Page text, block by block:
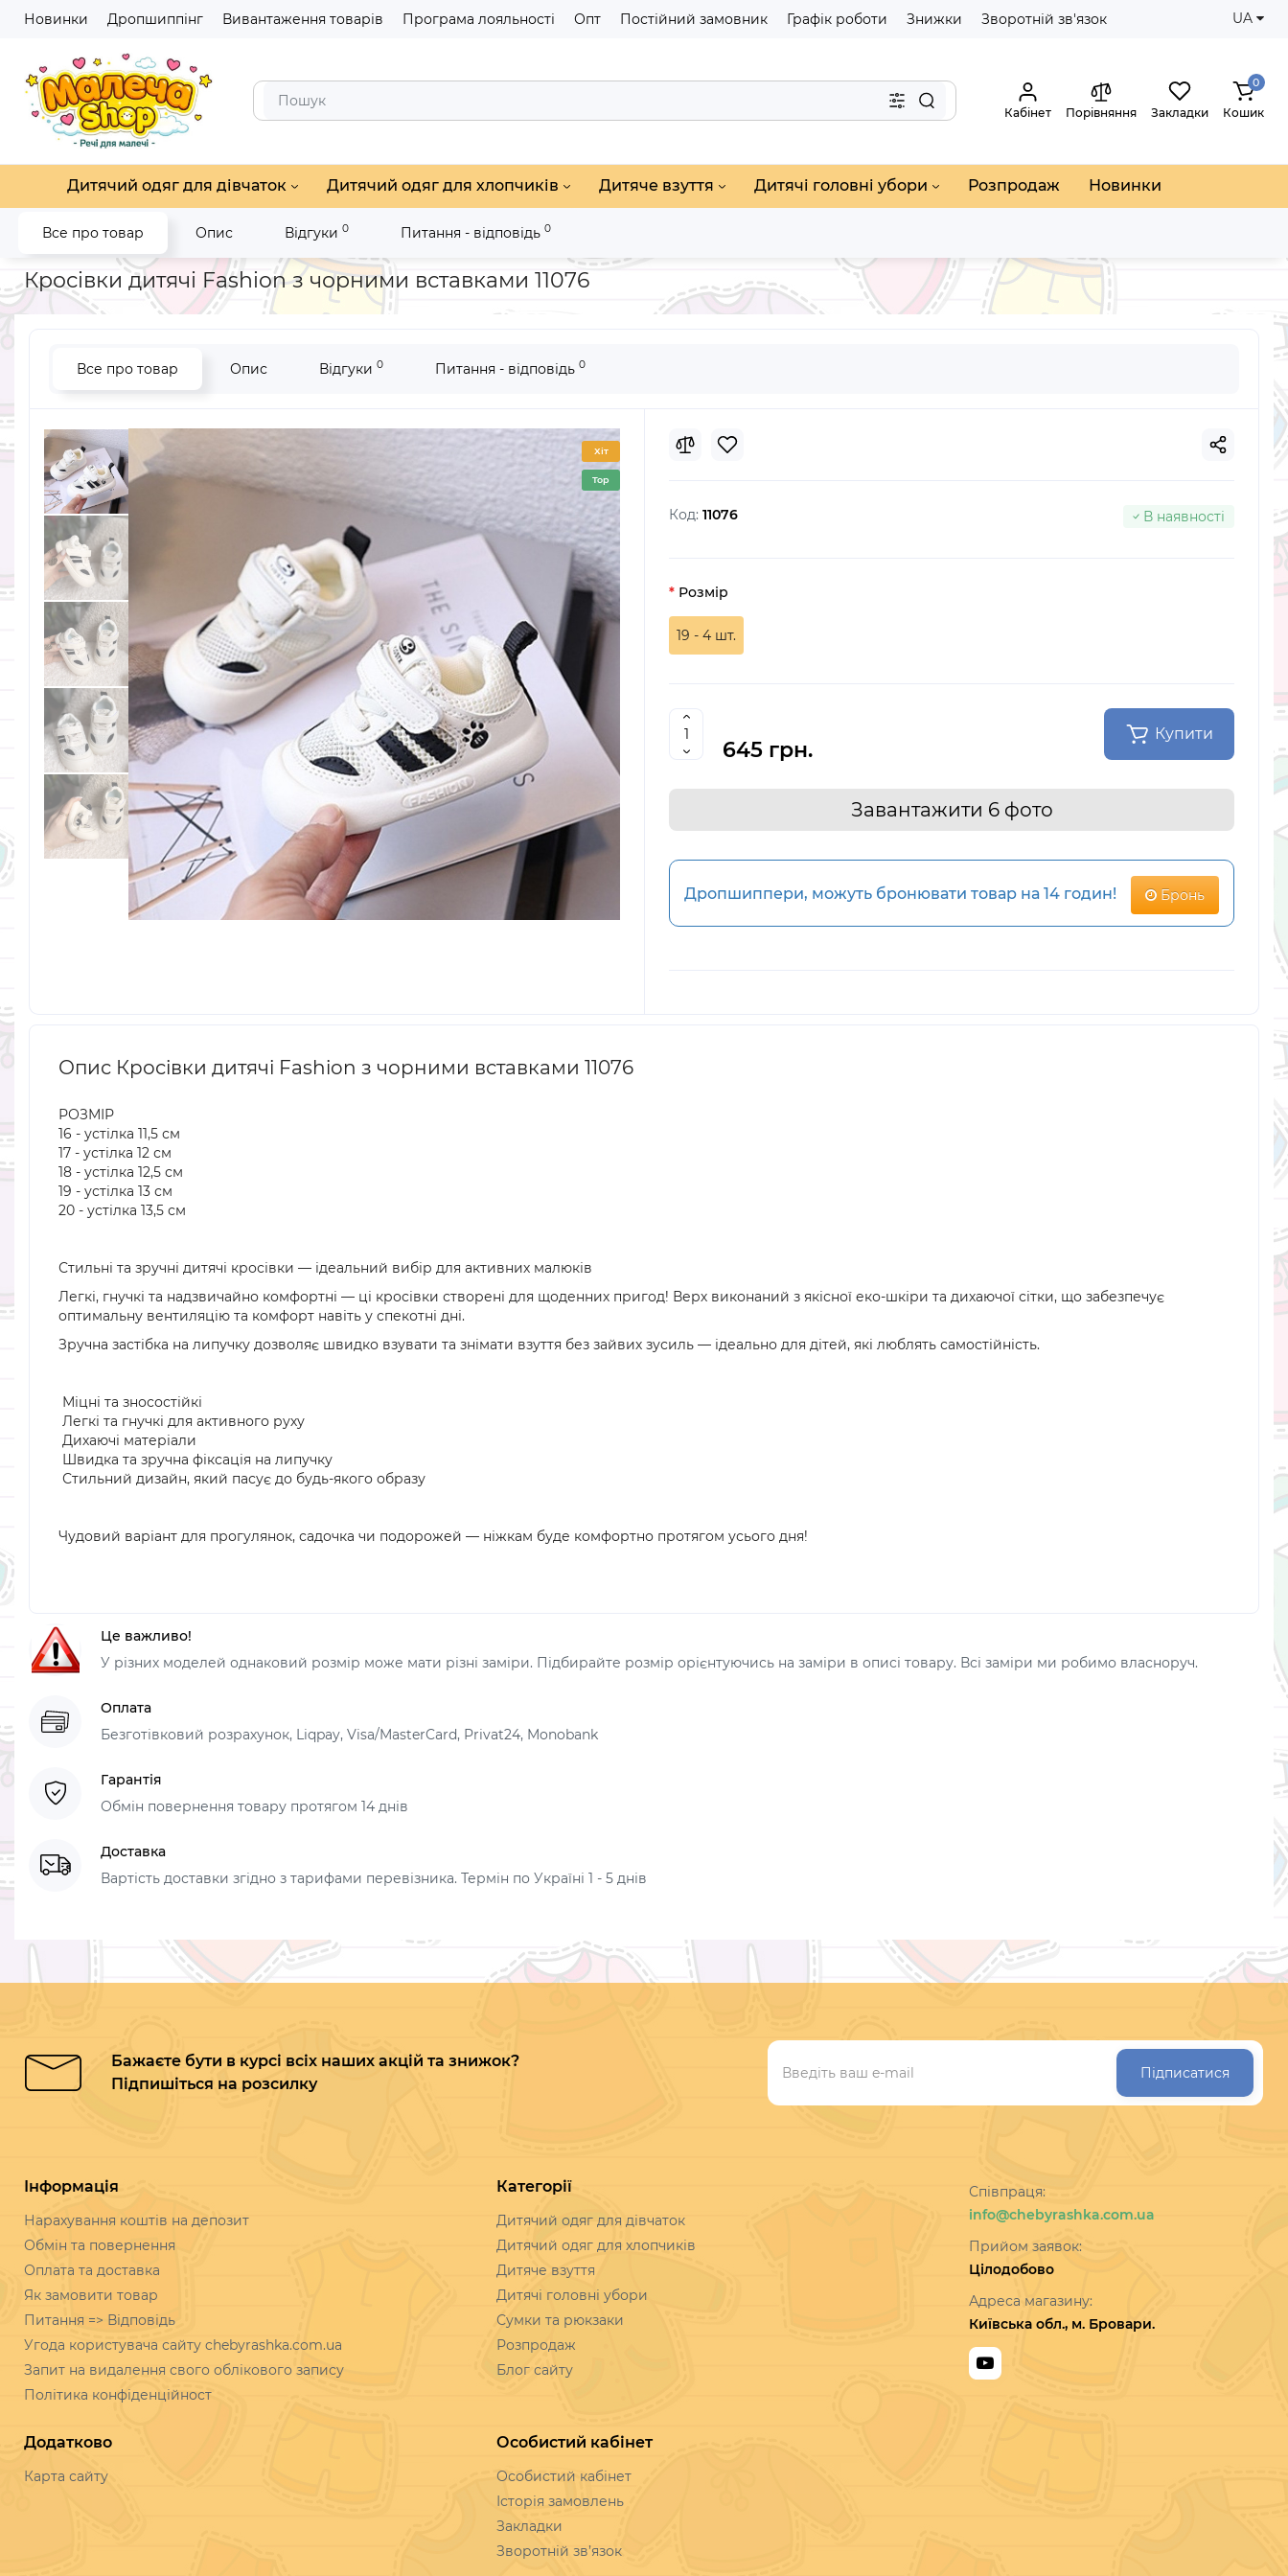
Новинки Дропшиппінг Вивантаження товарів Програма лояльності Опт Постійний замовник Графік роботи Знижки Зворотній зв'язок UA
Кабінет Порівняння Закладки
0
Кошик
Дитячий одяг для дівчаток Дитячий одяг для хлопчиків Дитяче взуття Дитячі головні убори Розпродаж Новинки
Все про товар Опис Відгуки 0 Питання - відповідь 0
Головна Дитяче взуття Дитячі кросівки Кросівки дитячі Fashion з чорними вставками 11076
Кросівки дитячі Fashion з чорними вставками 11076
Все про товар Опис Відгуки 0 Питання - відповідь 0
Хіт
Top
Код: 11076 В наявності
Розмір
19 - 4 шт.
645 грн.
Купити
Завантажити 6 фото
Дропшиппери, можуть бронювати товар на 14 годин! Бронь
Опис Кросівки дитячі Fashion з чорними вставками 11076
РОЗМІР
16 - устілка 11,5 см
17 - устілка 12 см
18 - устілка 12,5 см
19 - устілка 13 см
20 - устілка 13,5 см
Стильні та зручні дитячі кросівки — ідеальний вибір для активних малюків
Легкі, гнучкі та надзвичайно комфортні — ці кросівки створені для щоденних пригод! Верх виконаний з якісної еко-шкіри та дихаючої сітки, що забезпечує
оптимальну вентиляцію та комфорт навіть у спекотні дні.
Зручна застібка на липучку дозволяє швидко взувати та знімати взуття без зайвих зусиль — ідеально для дітей, які люблять самостійність.
Міцні та зносостійкі
Легкі та гнучкі для активного руху
Дихаючі матеріали
Швидка та зручна фіксація на липучку
Стильний дизайн, який пасує до будь-якого образу
Чудовий варіант для прогулянок, садочка чи подорожей — ніжкам буде комфортно протягом усього дня!
Це важливо!
У різних моделей однаковий розмір може мати різні заміри. Підбирайте розмір орієнтуючись на заміри в описі товару. Всі заміри ми робимо власноруч.
Оплата
Безготівковий розрахунок, Liqpay, Visa/MasterCard, Privat24, Monobank
Гарантія
Обмін повернення товару протягом 14 днів
Доставка
Вартість доставки згідно з тарифами перевізника. Термін по Україні 1 - 5 днів
Бажаєте бути в курсі всіх наших акцій та знижок?
Підпишіться на розсилку
Підписатися
Інформація
Нарахування коштів на депозит
Обмін та повернення
Оплата та доставка
Як замовити товар
Питання => Відповідь
Угода користувача сайту chebyrashka.com.ua
Запит на видалення свого облікового запису
Політика конфіденційност
Категорії
Дитячий одяг для дівчаток
Дитячий одяг для хлопчиків
Дитяче взуття
Дитячі головні убори
Сумки та рюкзаки
Розпродаж
Блог сайту
Додатково
Карта сайту
Особистий кабінет
Особистий кабінет
Історія замовлень
Закладки
Зворотній зв’язок
Співпраця:
info@chebyrashka.com.ua
Прийом заявок:
Цілодобово
Адреса магазину:
Київська обл., м. Бровари.